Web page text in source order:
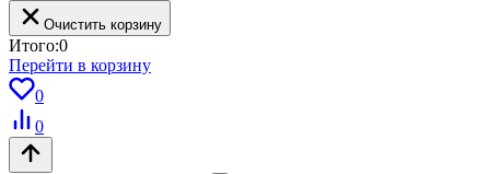
Очистить корзину
Итого:0
Перейти в корзину
0
0